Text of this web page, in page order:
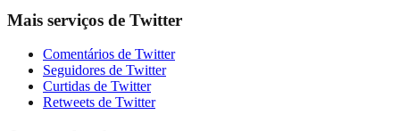
Mais serviços de Twitter
Comentários de Twitter
Seguidores de Twitter
Curtidas de Twitter
Retweets de Twitter